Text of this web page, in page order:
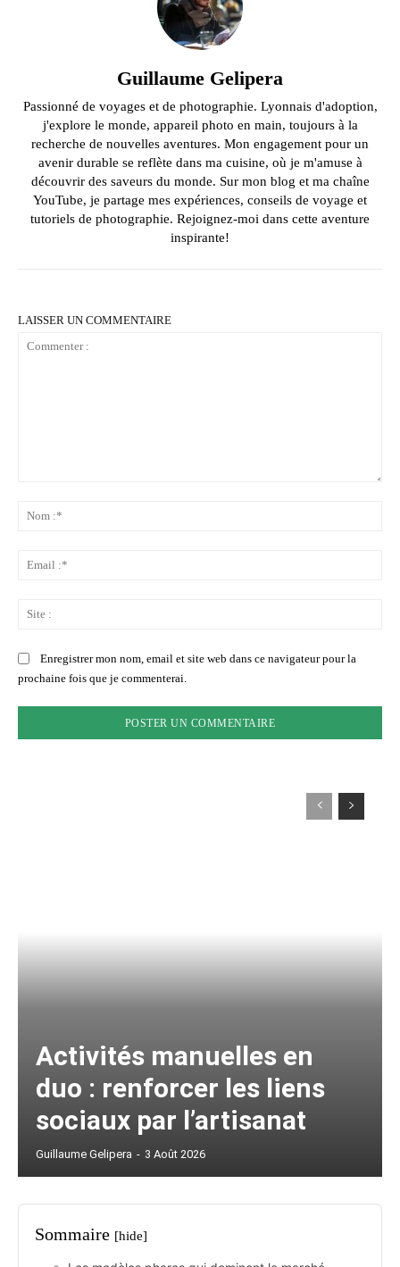
Guillaume Gelipera
Passionné de voyages et de photographie. Lyonnais d'adoption,
j'explore le monde, appareil photo en main, toujours à la
recherche de nouvelles aventures. Mon engagement pour un
avenir durable se reflète dans ma cuisine, où je m'amuse à
découvrir des saveurs du monde. Sur mon blog et ma chaîne
YouTube, je partage mes expériences, conseils de voyage et
tutoriels de photographie. Rejoignez-moi dans cette aventure
inspirante!
LAISSER UN COMMENTAIRE
Enregistrer mon nom, email et site web dans ce navigateur pour la
prochaine fois que je commenterai.
Activités manuelles en
duo : renforcer les liens
sociaux par l’artisanat
Guillaume Gelipera - 3 Août 2026
Sommaire [hide]